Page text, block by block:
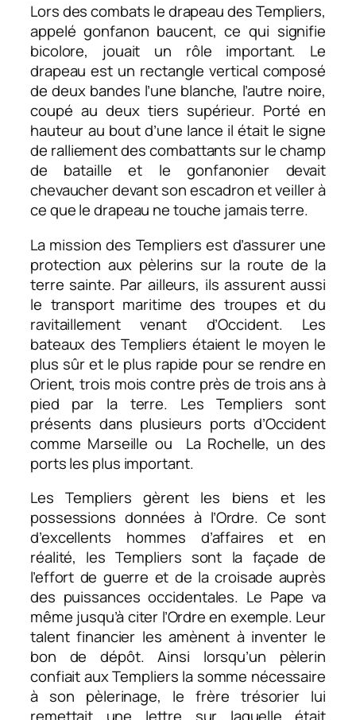
Lors des combats le drapeau des Templiers,
appelé gonfanon baucent, ce qui signifie
bicolore, jouait un rôle important. Le
drapeau est un rectangle vertical composé
de deux bandes l’une blanche, l’autre noire,
coupé au deux tiers supérieur. Porté en
hauteur au bout d’une lance il était le signe
de ralliement des combattants sur le champ
de bataille et le gonfanonier devait
chevaucher devant son escadron et veiller à
ce que le drapeau ne touche jamais terre.
La mission des Templiers est d’assurer une
protection aux pèlerins sur la route de la
terre sainte. Par ailleurs, ils assurent aussi
le transport maritime des troupes et du
ravitaillement venant d’Occident. Les
bateaux des Templiers étaient le moyen le
plus sûr et le plus rapide pour se rendre en
Orient, trois mois contre près de trois ans à
pied par la terre. Les Templiers sont
présents dans plusieurs ports d’Occident
comme Marseille ou La Rochelle, un des
ports les plus important.
Les Templiers gèrent les biens et les
possessions données à l’Ordre. Ce sont
d’excellents hommes d’affaires et en
réalité, les Templiers sont la façade de
l’effort de guerre et de la croisade auprès
des puissances occidentales. Le Pape va
même jusqu’à citer l’Ordre en exemple. Leur
talent financier les amènent à inventer le
bon de dépôt. Ainsi lorsqu’un pèlerin
confiait aux Templiers la somme nécessaire
à son pèlerinage, le frère trésorier lui